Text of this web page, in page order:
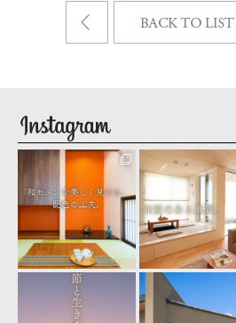
seiyu_1
seiyu_1
8月 3
seiyu_1
7月 31